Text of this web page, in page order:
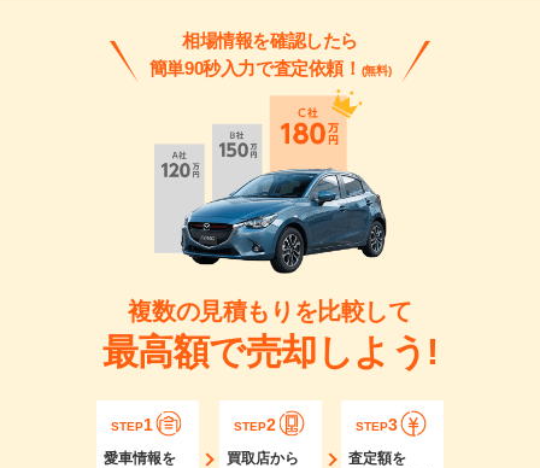
相場情報を確認したら
簡単90秒入力で査定依頼！ (無料)
複数の見積もりを比較して
最高額で売却しよう!
STEP1
愛車情報を
STEP2
買取店から
STEP3
査定額を